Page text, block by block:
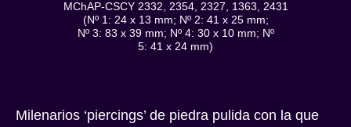
MChAP-CSCY 2332, 2354, 2327, 1363, 2431
(Nº 1: 24 x 13 mm; Nº 2: 41 x 25 mm;
Nº 3: 83 x 39 mm; Nº 4: 30 x 10 mm; Nº
5: 41 x 24 mm)
Milenarios ‘piercings’ de piedra pulida con la que